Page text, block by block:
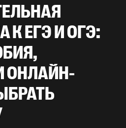
К ЕГЭ И ОГЭ:
ОНЛАЙН-